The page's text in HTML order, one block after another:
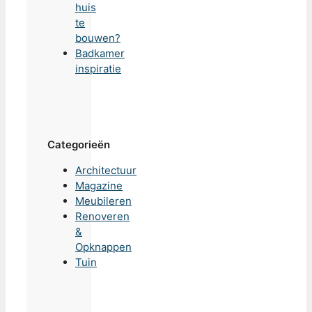
huis
te
bouwen?
Badkamer
inspiratie
Categorieën
Architectuur
Magazine
Meubileren
Renoveren
&
Opknappen
Tuin